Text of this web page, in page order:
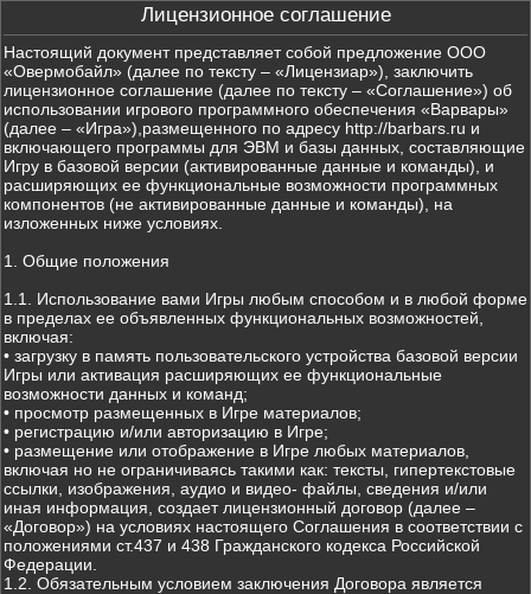
Лицензионное соглашение
Настоящий документ представляет собой предложение ООО
«Овермобайл» (далее по тексту – «Лицензиар»), заключить
лицензионное соглашение (далее по тексту – «Соглашение») об
использовании игрового программного обеспечения «Варвары»
(далее – «Игра»),размещенного по адресу http://barbars.ru и
включающего программы для ЭВМ и базы данных, составляющие
Игру в базовой версии (активированные данные и команды), и
расширяющих ее функциональные возможности программных
компонентов (не активированные данные и команды), на
изложенных ниже условиях.
1. Общие положения
1.1. Использование вами Игры любым способом и в любой форме
в пределах ее объявленных функциональных возможностей,
включая:
• загрузку в память пользовательского устройства базовой версии
Игры или активация расширяющих ее функциональные
возможности данных и команд;
• просмотр размещенных в Игре материалов;
• регистрацию и/или авторизацию в Игре;
• размещение или отображение в Игре любых материалов,
включая но не ограничиваясь такими как: тексты, гипертекстовые
ссылки, изображения, аудио и видео- файлы, сведения и/или
иная информация, создает лицензионный договор (далее –
«Договор») на условиях настоящего Соглашения в соответствии с
положениями ст.437 и 438 Гражданского кодекса Российской
Федерации.
1.2. Обязательным условием заключения Договора является